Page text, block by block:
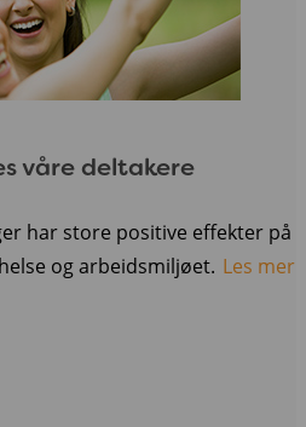
våre deltakere
har store positive effekter på
og arbeidsmiljøet. Les mer